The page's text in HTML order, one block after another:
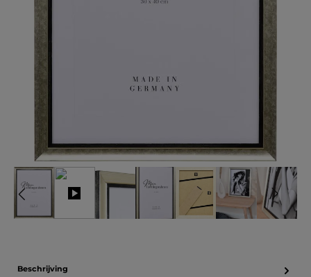
Beschrijving